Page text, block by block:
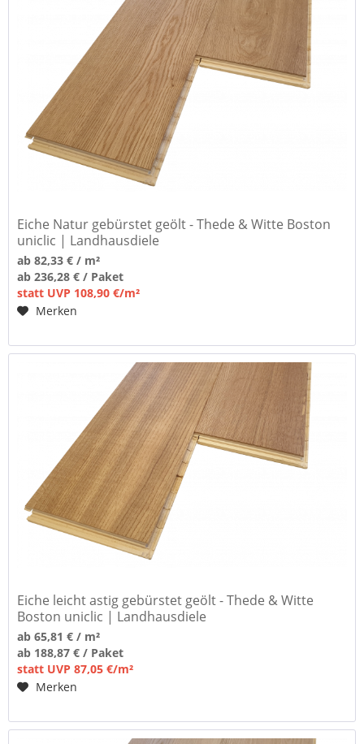
Eiche Natur gebürstet geölt - Thede & Witte Boston
uniclic | Landhausdiele
ab 82,33 € / m²
ab 236,28 € / Paket
statt UVP 108,90 €/m²
Merken
Eiche leicht astig gebürstet geölt - Thede & Witte
Boston uniclic | Landhausdiele
ab 65,81 € / m²
ab 188,87 € / Paket
statt UVP 87,05 €/m²
Merken